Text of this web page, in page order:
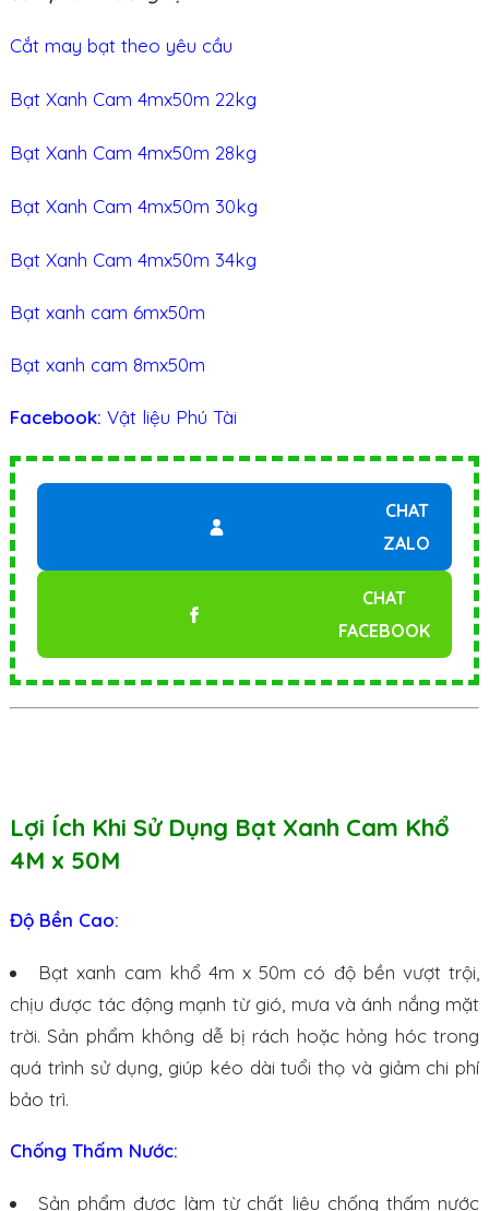
Cắt may bạt theo yêu cầu
Bạt Xanh Cam 4mx50m 22kg
Bạt Xanh Cam 4mx50m 28kg
Bạt Xanh Cam 4mx50m 30kg
Bạt Xanh Cam 4mx50m 34kg
Bạt xanh cam 6mx50m
Bạt xanh cam 8mx50m
Facebook: Vật liệu Phú Tài
CHAT
ZALO
CHAT
FACEBOOK
Lợi Ích Khi Sử Dụng Bạt Xanh Cam Khổ
4M x 50M
Độ Bền Cao:
Bạt xanh cam khổ 4m x 50m có độ bền vượt trội,
chịu được tác động mạnh từ gió, mưa và ánh nắng mặt
trời. Sản phẩm không dễ bị rách hoặc hỏng hóc trong
quá trình sử dụng, giúp kéo dài tuổi thọ và giảm chi phí
bảo trì.
Chống Thấm Nước:
Sản phẩm được làm từ chất liệu chống thấm nước